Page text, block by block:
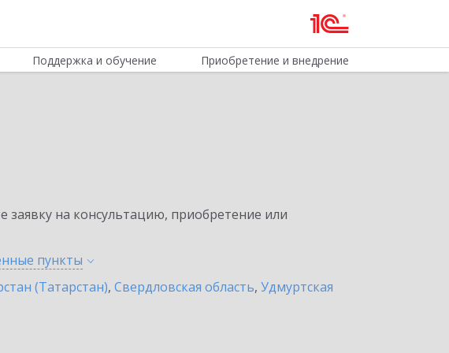
Поддержка и обучение Приобретение и внедрение
на консультацию, приобретение или
пункты
(Татарстан), Свердловская область, Удмуртская